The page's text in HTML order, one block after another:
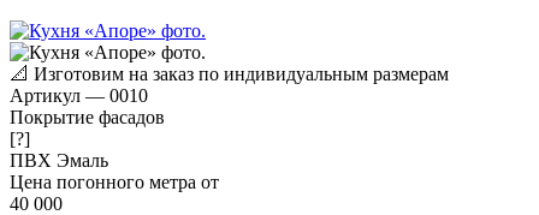
📐 Изготовим на заказ по индивидуальным размерам
Артикул — 0010
Покрытие фасадов
[?]
ПВХ Эмаль
Цена погонного метра от
40 000